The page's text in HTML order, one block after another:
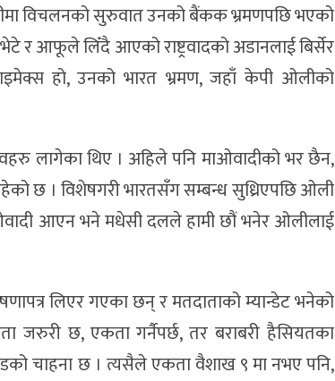
विचलनको सुरुवात उनको बैंकक भ्रमणपछि भएको
र आफूले लिँदै आएको राष्ट्रवादको अडानलाई बिर्सेर
हो, उनको भारत भ्रमण, जहाँ केपी ओलीको
लागेका थिए । अहिले पनि माओवादीको भर छैन,
छ । विशेषगरी भारतसँग सम्बन्ध सुध्रिएपछि ओली
आएन भने मधेसी दलले हामी छौं भनेर ओलीलाई
लिएर गएका छन् र मतदाताको म्यान्डेट भनेको
जरुरी छ, एकता गर्नैपर्छ, तर बराबरी हैसियतका
चाहना छ । त्यसैले एकता वैशाख ९ मा नभए पनि,